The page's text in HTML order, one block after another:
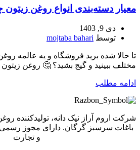
معیار دسته‌بندی انواع روغن زیتون
دی 9, 1403
توسط mojtaba bahari
تا حالا شده برید فروشگاه و یه عالمه
مختلف ببینید و گیج بشید؟ 🤔 روغن
ادامه مطلب
شرکت اروم آراز نیک دانه، تولیدکننده
باغات سرسبز گرگان. دارای مجوز
و تجارت